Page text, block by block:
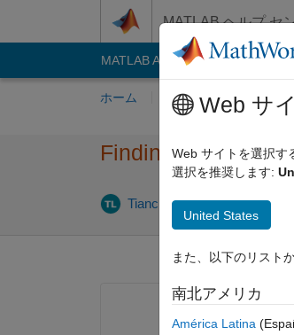
MATLAB ヘルプ セ
MATLAB Answers File
ホーム 質問する 回答
Finding values
Tianchu Lu 2024 4 月 16
Web サ
Web サイトを選択す
選択を推奨します:
United States
また、以下のリスト
南北アメリカ
América Latina